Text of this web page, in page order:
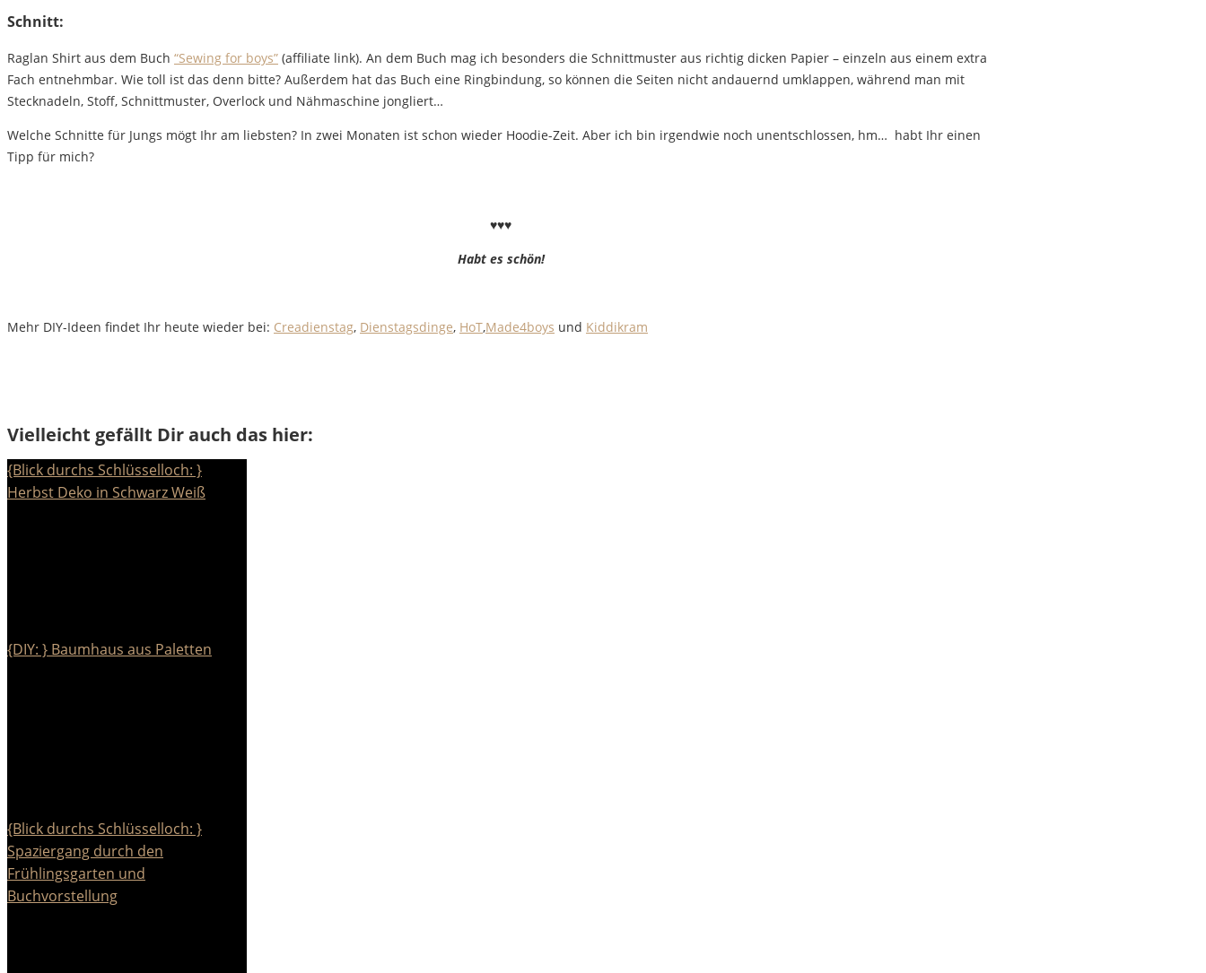
Schnitt:
Raglan Shirt aus dem Buch “Sewing for boys” (affiliate link). An dem Buch mag ich besonders die Schnittmuster aus richtig dicken Papier – einzeln aus einem extra
Fach entnehmbar. Wie toll ist das denn bitte? Außerdem hat das Buch eine Ringbindung, so können die Seiten nicht andauernd umklappen, während man mit
Stecknadeln, Stoff, Schnittmuster, Overlock und Nähmaschine jongliert…
Welche Schnitte für Jungs mögt Ihr am liebsten? In zwei Monaten ist schon wieder Hoodie-Zeit. Aber ich bin irgendwie noch unentschlossen, hm… habt Ihr einen
Tipp für mich?
♥♥♥
Habt es schön!
Mehr DIY-Ideen findet Ihr heute wieder bei: Creadienstag, Dienstagsdinge, HoT,Made4boys und Kiddikram
Vielleicht gefällt Dir auch das hier:
{Blick durchs Schlüsselloch: }
Herbst Deko in Schwarz Weiß
{DIY: } Baumhaus aus Paletten
{Blick durchs Schlüsselloch: }
Spaziergang durch den
Frühlingsgarten und
Buchvorstellung